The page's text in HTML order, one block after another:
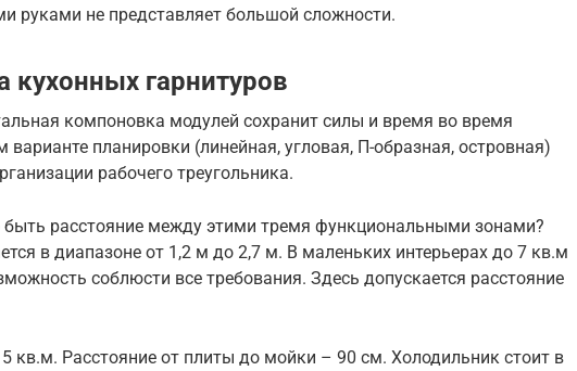
руками не представляет большой сложности.
кухонных гарнитуров
компоновка модулей сохранит силы и время во время
варианте планировки (линейная, угловая, П-образная, островная)
рабочего треугольника.
расстояние между этими тремя функциональными зонами?
в диапазоне от 1,2 м до 2,7 м. В маленьких интерьерах до 7 кв.м
соблюсти все требования. Здесь допускается расстояние
кв.м. Расстояние от плиты до мойки – 90 см. Холодильник стоит в